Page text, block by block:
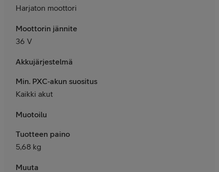
Harjaton moottori
Moottorin jännite
36 V
Akkujärjestelmä
Min. PXC‑akun suositus
Kaikki akut
Muotoilu
Tuotteen paino
5,68 kg
Muuta